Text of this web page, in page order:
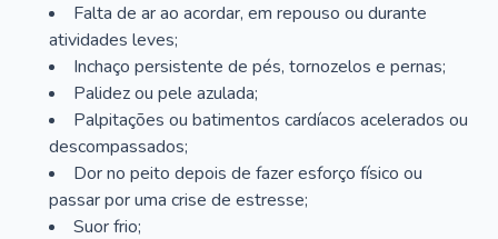
Falta de ar ao acordar, em repouso ou durante
atividades leves;
Inchaço persistente de pés, tornozelos e pernas;
Palidez ou pele azulada;
Palpitações ou batimentos cardíacos acelerados ou
descompassados;
Dor no peito depois de fazer esforço físico ou
passar por uma crise de estresse;
Suor frio;